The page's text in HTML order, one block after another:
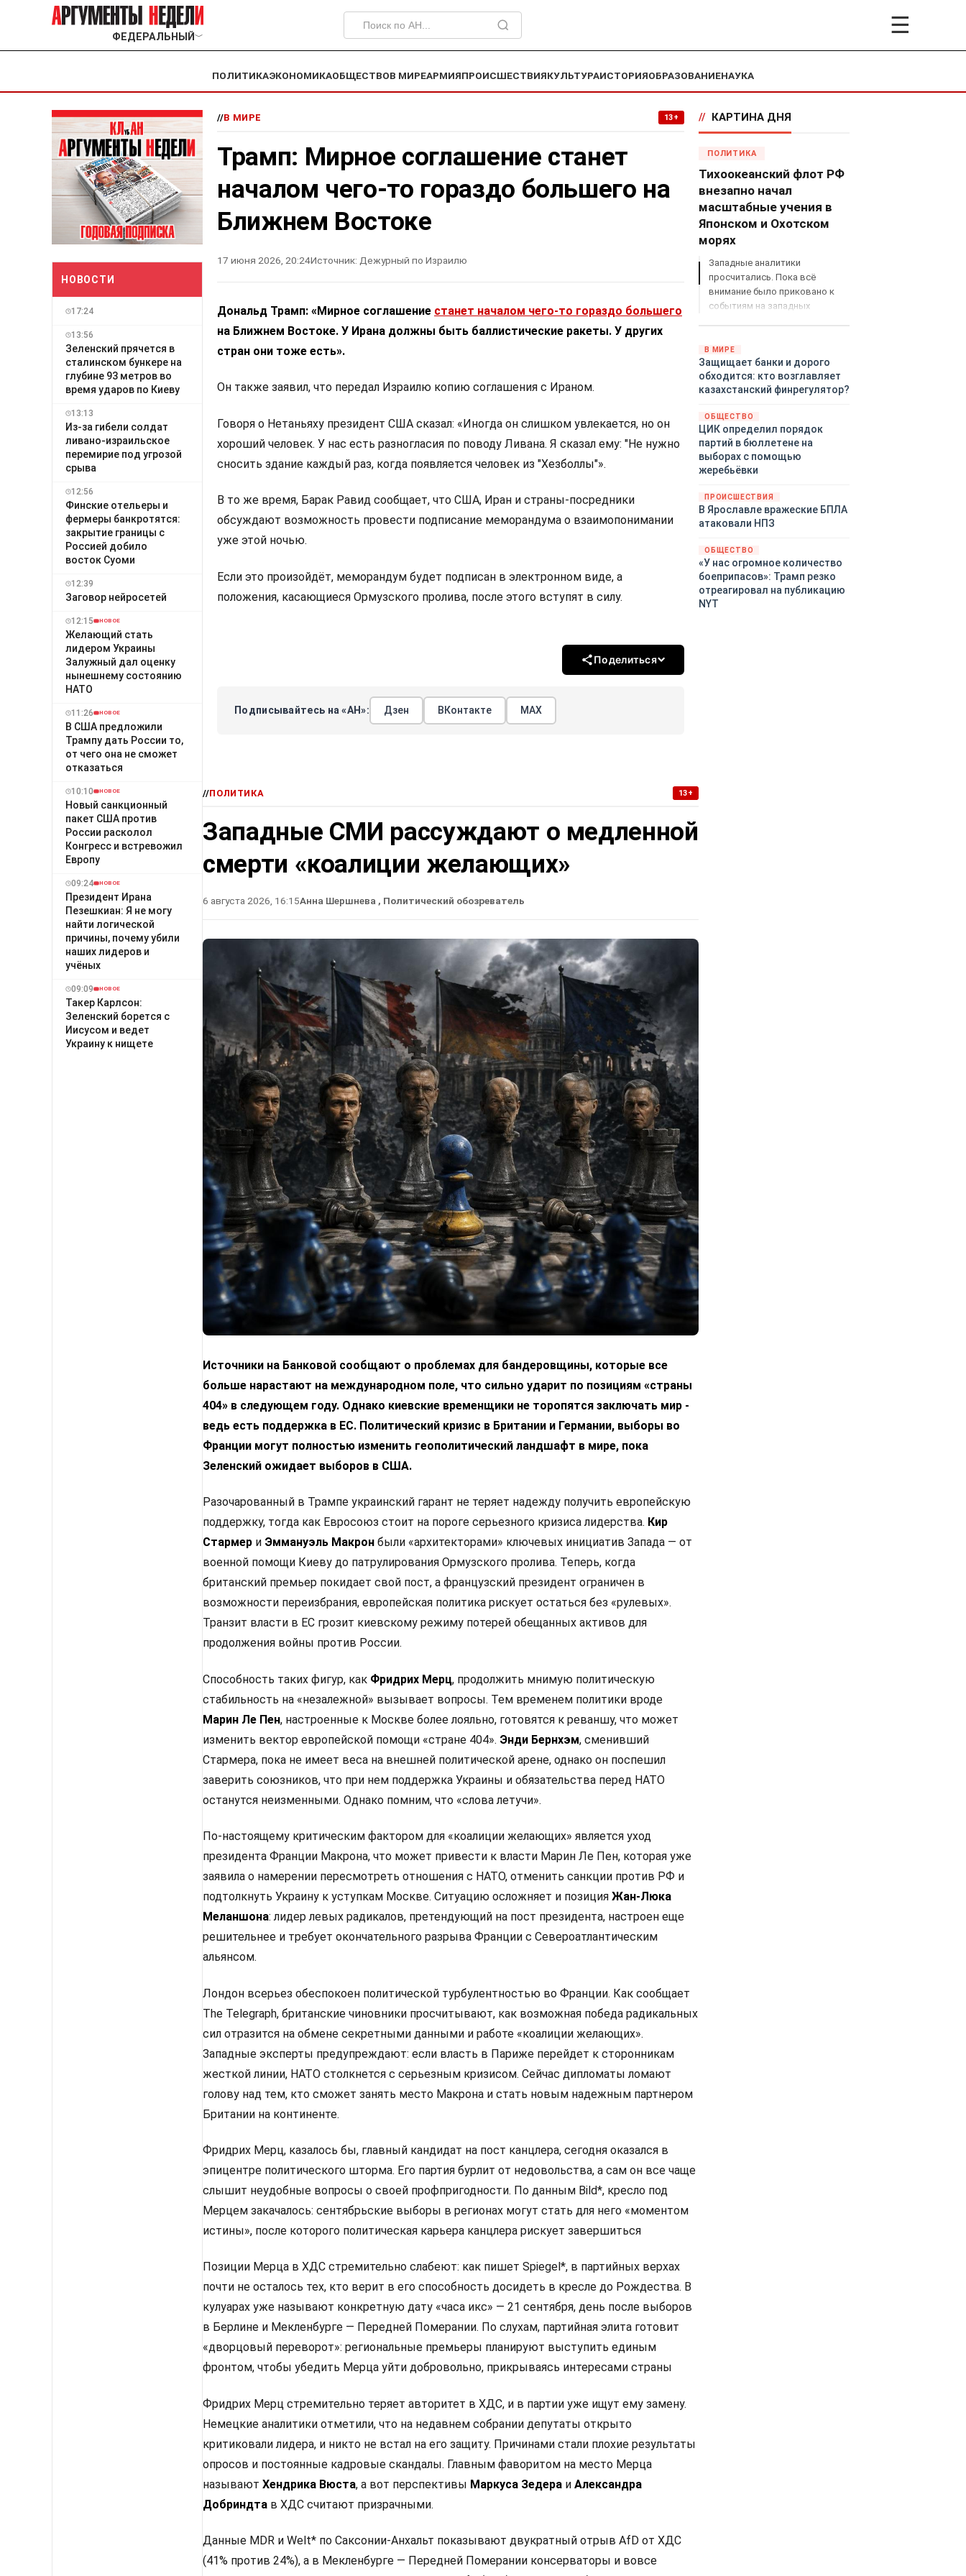
ФЕДЕРАЛЬНЫЙ ﹀ ☰
ПОЛИТИКАЭКОНОМИКАОБЩЕСТВОВ МИРЕАРМИЯПРОИСШЕСТВИЯКУЛЬТУРАИСТОРИЯОБРАЗОВАНИЕНАУКА
НОВОСТИ
17:24
13:56
Зеленский прячется в
сталинском бункере на
глубине 93 метров во
время ударов по Киеву
13:13
Из-за гибели солдат
ливано-израильское
перемирие под угрозой
срыва
12:56
Финские отельеры и
фермеры банкротятся:
закрытие границы с
Россией добило
восток Суоми
12:39
Заговор нейросетей
12:15 НОВОЕ
Желающий стать
лидером Украины
Залужный дал оценку
нынешнему состоянию
НАТО
11:26 НОВОЕ
В США предложили
Трампу дать России то,
от чего она не сможет
отказаться
10:10 НОВОЕ
Новый санкционный
пакет США против
России расколол
Конгресс и встревожил
Европу
09:24 НОВОЕ
Президент Ирана
Пезешкиан: Я не могу
найти логической
причины, почему убили
наших лидеров и
учёных
09:09 НОВОЕ
Такер Карлсон:
Зеленский борется с
Иисусом и ведет
Украину к нищете
//В МИРЕ 13+
Трамп: Мирное соглашение станет
началом чего-то гораздо большего на
Ближнем Востоке
17 июня 2026, 20:24Источник: Дежурный по Израилю
Дональд Трамп: «Мирное соглашение станет началом чего-то гораздо большего
на Ближнем Востоке. У Ирана должны быть баллистические ракеты. У других
стран они тоже есть».
Он также заявил, что передал Израилю копию соглашения с Ираном.
Говоря о Нетаньяху президент США сказал: «Иногда он слишком увлекается, но он
хороший человек. У нас есть разногласия по поводу Ливана. Я сказал ему: "Не нужно
сносить здание каждый раз, когда появляется человек из "Хезболлы"».
В то же время, Барак Равид сообщает, что США, Иран и страны-посредники
обсуждают возможность провести подписание меморандума о взаимопонимании
уже этой ночью.
Если это произойдёт, меморандум будет подписан в электронном виде, а
положения, касающиеся Ормузского пролива, после этого вступят в силу.
Поделиться
Подписывайтесь на «АН»: Дзен ВКонтакте МАХ
//ПОЛИТИКА 13+
Западные СМИ рассуждают о медленной
смерти «коалиции желающих»
6 августа 2026, 16:15Анна Шершнева , Политический обозреватель
Источники на Банковой сообщают о проблемах для бандеровщины, которые все
больше нарастают на международном поле, что сильно ударит по позициям «страны
404» в следующем году. Однако киевские временщики не торопятся заключать мир -
ведь есть поддержка в ЕС. Политический кризис в Британии и Германии, выборы во
Франции могут полностью изменить геополитический ландшафт в мире, пока
Зеленский ожидает выборов в США.
Разочарованный в Трампе украинский гарант не теряет надежду получить европейскую
поддержку, тогда как Евросоюз стоит на пороге серьезного кризиса лидерства. Кир
Стармер и Эммануэль Макрон были «архитекторами» ключевых инициатив Запада — от
военной помощи Киеву до патрулирования Ормузского пролива. Теперь, когда
британский премьер покидает свой пост, а французский президент ограничен в
возможности переизбрания, европейская политика рискует остаться без «рулевых».
Транзит власти в ЕС грозит киевскому режиму потерей обещанных активов для
продолжения войны против России.
Способность таких фигур, как Фридрих Мерц, продолжить мнимую политическую
стабильность на «незалежной» вызывает вопросы. Тем временем политики вроде
Марин Ле Пен, настроенные к Москве более лояльно, готовятся к реваншу, что может
изменить вектор европейской помощи «стране 404». Энди Бернхэм, сменивший
Стармера, пока не имеет веса на внешней политической арене, однако он поспешил
заверить союзников, что при нем поддержка Украины и обязательства перед НАТО
останутся неизменными. Однако помним, что «слова летучи».
По-настоящему критическим фактором для «коалиции желающих» является уход
президента Франции Макрона, что может привести к власти Марин Ле Пен, которая уже
заявила о намерении пересмотреть отношения с НАТО, отменить санкции против РФ и
подтолкнуть Украину к уступкам Москве. Ситуацию осложняет и позиция Жан-Люка
Меланшона: лидер левых радикалов, претендующий на пост президента, настроен еще
решительнее и требует окончательного разрыва Франции с Североатлантическим
альянсом.
Лондон всерьез обеспокоен политической турбулентностью во Франции. Как сообщает
The Telegraph, британские чиновники просчитывают, как возможная победа радикальных
сил отразится на обмене секретными данными и работе «коалиции желающих».
Западные эксперты предупреждают: если власть в Париже перейдет к сторонникам
жесткой линии, НАТО столкнется с серьезным кризисом. Сейчас дипломаты ломают
голову над тем, кто сможет занять место Макрона и стать новым надежным партнером
Британии на континенте.
Фридрих Мерц, казалось бы, главный кандидат на пост канцлера, сегодня оказался в
эпицентре политического шторма. Его партия бурлит от недовольства, а сам он все чаще
слышит неудобные вопросы о своей профпригодности. По данным Bild*, кресло под
Мерцем закачалось: сентябрьские выборы в регионах могут стать для него «моментом
истины», после которого политическая карьера канцлера рискует завершиться
Позиции Мерца в ХДС стремительно слабеют: как пишет Spiegel*, в партийных верхах
почти не осталось тех, кто верит в его способность досидеть в кресле до Рождества. В
кулуарах уже называют конкретную дату «часа икс» — 21 сентября, день после выборов
в Берлине и Мекленбурге — Передней Померании. По слухам, партийная элита готовит
«дворцовый переворот»: региональные премьеры планируют выступить единым
фронтом, чтобы убедить Мерца уйти добровольно, прикрываясь интересами страны
Фридрих Мерц стремительно теряет авторитет в ХДС, и в партии уже ищут ему замену.
Немецкие аналитики отметили, что на недавнем собрании депутаты открыто
критиковали лидера, и никто не встал на его защиту. Причинами стали плохие результаты
опросов и постоянные кадровые скандалы. Главным фаворитом на место Мерца
называют Хендрика Вюста, а вот перспективы Маркуса Зедера и Александра
Добриндта в ХДС считают призрачными.
Данные MDR и Welt* по Саксонии-Анхальт показывают двукратный отрыв AfD от ХДС
(41% против 24%), а в Мекленбурге — Передней Померании консерваторы и вовсе
// КАРТИНА ДНЯ
ПОЛИТИКА
Тихоокеанский флот РФ
внезапно начал
масштабные учения в
Японском и Охотском
морях
Западные аналитики
просчитались. Пока всё
внимание было приковано к
событиям на западных
демонстрацию силы на
Дальнем Востоке.
Тихоокеанский флот без
предупреждения развернул
задействовав около
шестидесяти кораблей,
десятки самолётов и больше
тринадцати тысяч
военнослужащих.
В МИРЕ
Защищает банки и дорого
обходится: кто возглавляет
казахстанский финрегулятор?
ОБЩЕСТВО
ЦИК определил порядок
партий в бюллетене на
выборах с помощью
жеребьёвки
ПРОИСШЕСТВИЯ
В Ярославле вражеские БПЛА
атаковали НПЗ
ОБЩЕСТВО
«У нас огромное количество
боеприпасов»: Трамп резко
отреагировал на публикацию
NYT